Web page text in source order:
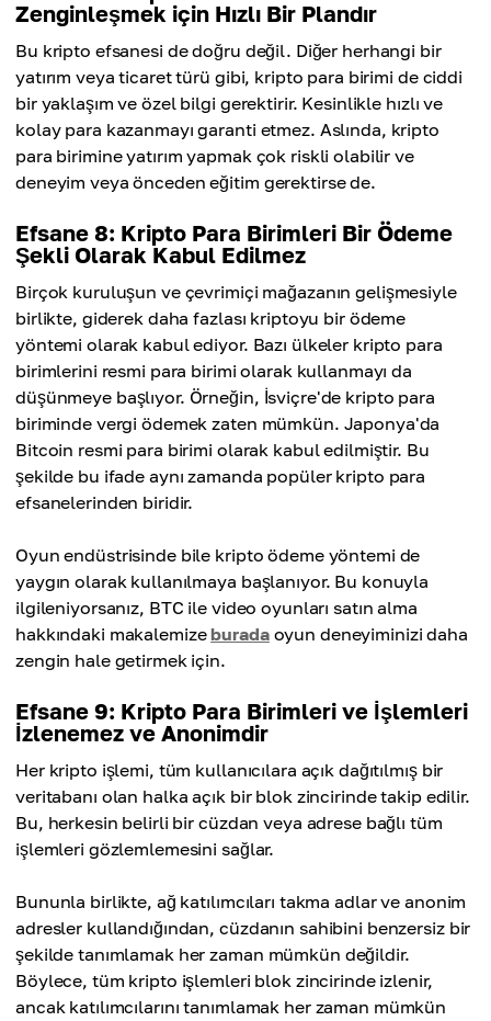
Zenginleşmek için Hızlı Bir Plandır
Bu kripto efsanesi de doğru değil. Diğer herhangi bir
yatırım veya ticaret türü gibi, kripto para birimi de ciddi
bir yaklaşım ve özel bilgi gerektirir. Kesinlikle hızlı ve
kolay para kazanmayı garanti etmez. Aslında, kripto
para birimine yatırım yapmak çok riskli olabilir ve
deneyim veya önceden eğitim gerektirse de.
Efsane 8: Kripto Para Birimleri Bir Ödeme
Şekli Olarak Kabul Edilmez
Birçok kuruluşun ve çevrimiçi mağazanın gelişmesiyle
birlikte, giderek daha fazlası kriptoyu bir ödeme
yöntemi olarak kabul ediyor. Bazı ülkeler kripto para
birimlerini resmi para birimi olarak kullanmayı da
düşünmeye başlıyor. Örneğin, İsviçre'de kripto para
biriminde vergi ödemek zaten mümkün. Japonya'da
Bitcoin resmi para birimi olarak kabul edilmiştir. Bu
şekilde bu ifade aynı zamanda popüler kripto para
efsanelerinden biridir.
Oyun endüstrisinde bile kripto ödeme yöntemi de
yaygın olarak kullanılmaya başlanıyor. Bu konuyla
ilgileniyorsanız, BTC ile video oyunları satın alma
hakkındaki makalemizeburadaoyun deneyiminizi daha
zengin hale getirmek için.
Efsane 9: Kripto Para Birimleri ve İşlemleri
İzlenemez ve Anonimdir
Her kripto işlemi, tüm kullanıcılara açık dağıtılmış bir
veritabanı olan halka açık bir blok zincirinde takip edilir.
Bu, herkesin belirli bir cüzdan veya adrese bağlı tüm
işlemleri gözlemlemesini sağlar.
Bununla birlikte, ağ katılımcıları takma adlar ve anonim
adresler kullandığından, cüzdanın sahibini benzersiz bir
şekilde tanımlamak her zaman mümkün değildir.
Böylece, tüm kripto işlemleri blok zincirinde izlenir,
ancak katılımcılarını tanımlamak her zaman mümkün